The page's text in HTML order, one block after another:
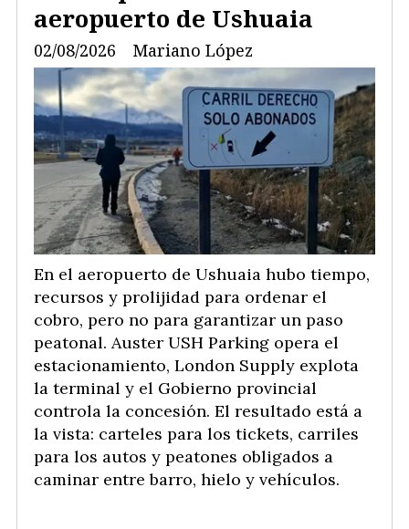
aeropuerto de Ushuaia
Mariano López
02/08/2026
En el aeropuerto de Ushuaia hubo tiempo,
recursos y prolijidad para ordenar el
cobro, pero no para garantizar un paso
peatonal. Auster USH Parking opera el
estacionamiento, London Supply explota
la terminal y el Gobierno provincial
controla la concesión. El resultado está a
la vista: carteles para los tickets, carriles
para los autos y peatones obligados a
caminar entre barro, hielo y vehículos.